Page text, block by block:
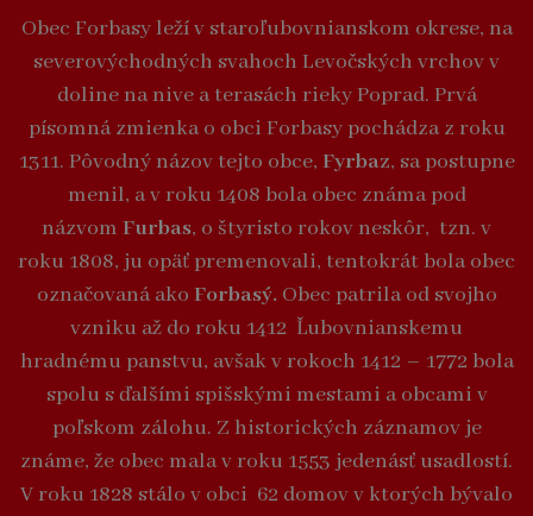
Obec Forbasy leží v staroľubovnianskom okrese, na
severovýchodných svahoch Levočských vrchov v
doline na nive a terasách rieky Poprad. Prvá
písomná zmienka o obci Forbasy pochádza z roku
1311. Pôvodný názov tejto obce, Fyrbaz, sa postupne
menil, a v roku 1408 bola obec známa pod
názvom Furbas, o štyristo rokov neskôr, tzn. v
roku 1808, ju opäť premenovali, tentokrát bola obec
označovaná ako Forbasý. Obec patrila od svojho
vzniku až do roku 1412 Ľubovnianskemu
hradnému panstvu, avšak v rokoch 1412 – 1772 bola
spolu s ďalšími spišskými mestami a obcami v
poľskom zálohu. Z historických záznamov je
známe, že obec mala v roku 1553 jedenásť usadlostí.
V roku 1828 stálo v obci 62 domov v ktorých bývalo